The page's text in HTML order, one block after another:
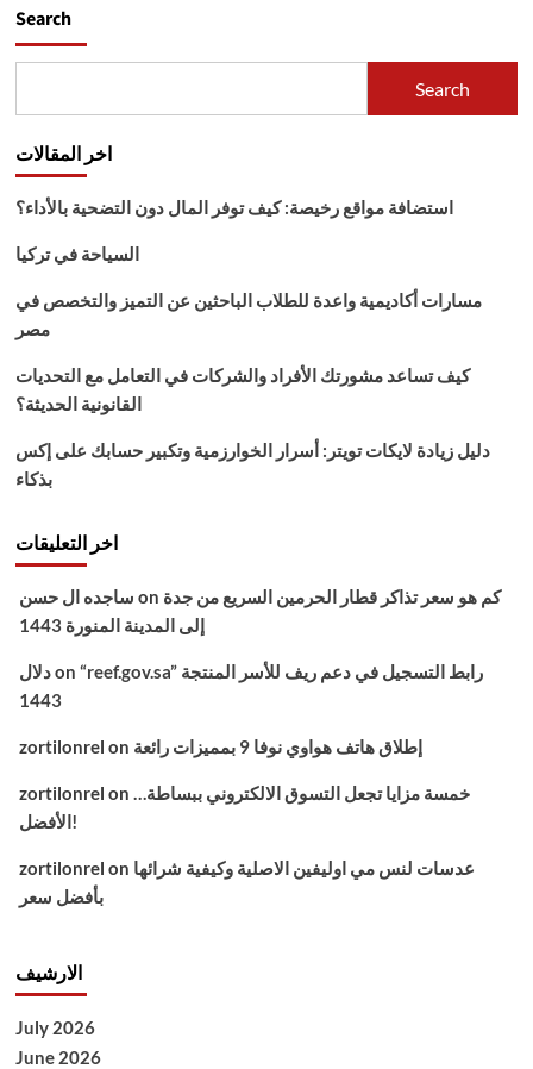
للعاطلين
والأسر
التسجيل
البرنامج
Search
Search
اخر المقالات
استضافة مواقع رخيصة: كيف توفر المال دون التضحية بالأداء؟
السياحة في تركيا
مسارات أكاديمية واعدة للطلاب الباحثين عن التميز والتخصص في
مصر
كيف تساعد مشورتك الأفراد والشركات في التعامل مع التحديات
القانونية الحديثة؟
دليل زيادة لايكات تويتر: أسرار الخوارزمية وتكبير حسابك على إكس
بذكاء
اخر التعليقات
ساجده ال حسن on كم هو سعر تذاكر قطار الحرمين السريع من جدة
إلى المدينة المنورة 1443
دلالon “reef.gov.sa” رابط التسجيل في دعم ريف للأسر المنتجة
1443
zortilonrel on إطلاق هاتف هواوي نوفا 9 بمميزات رائعة
zortilonrel on خمسة مزايا تجعل التسوق الالكتروني ببساطة…
الأفضل!
zortilonrel on عدسات لنس مي اوليفين الاصلية وكيفية شرائها
بأفضل سعر
الارشيف
July 2026
June 2026